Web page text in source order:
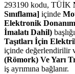
293190 kodu, TÜİK
Sınıflama] içinde
Elektronik
İmalatı Dahil)
Taşıtları İçin
içinde değerlendirilir
(Römork) Ve Yarı
iş ayrımına bağlanır.